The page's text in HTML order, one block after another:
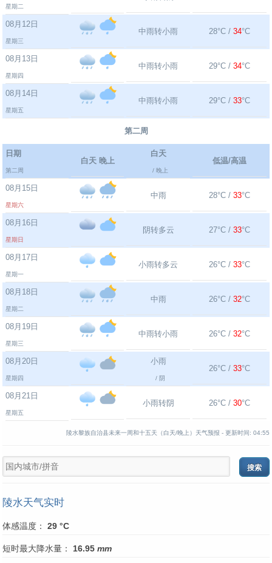
星期二
08月12日
星期三
中雨转小雨 28°C / 34°C
08月13日
星期四
中雨转小雨 29°C / 34°C
08月14日
星期五
中雨转小雨 29°C / 33°C
第二周
日期
第二周
白天 晚上
白天
/ 晚上
低温/高温
08月15日
星期六
中雨 28°C / 33°C
08月16日
星期日
阴转多云 27°C / 33°C
08月17日
星期一
小雨转多云 26°C / 33°C
08月18日
星期二
中雨 26°C / 32°C
08月19日
星期三
中雨转小雨 26°C / 32°C
08月20日
星期四
小雨
/ 阴
26°C / 33°C
08月21日
星期五
小雨转阴 26°C / 30°C
陵水黎族自治县未来一周和十五天（白天/晚上）天气预报 - 更新时间: 04:55
陵水天气实时
体感温度： 29 °C
短时最大降水量： 16.95 mm